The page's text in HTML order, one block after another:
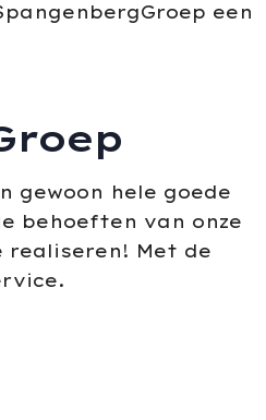
een
gewoon hele goede
behoeften van onze
Met de